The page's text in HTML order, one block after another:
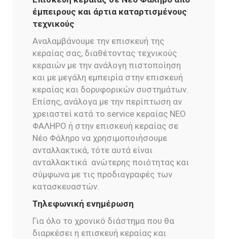
έμπειρους και άρτια καταρτισμένους
τεχνικούς
Αναλαμβάνουμε την επισκευή της
κεραίας σας, διαθέτοντας τεχνικούς
κεραιών με την ανάλογη πιστοποίηση
και με μεγάλη εμπειρία στην επισκευή
κεραίας και δορυφορικών συστημάτων.
Επίσης, ανάλογα με την περίπτωση αν
χρειαστεί κατά το service κεραίας ΝΕΟ
ΦΑΛΗΡΟ ή στην επισκευή κεραίας σε
Νέο Φάληρο να χρησιμοποιήσουμε
ανταλλακτικά, τότε αυτά είναι
ανταλλακτικά ανώτερης ποιότητας και
σύμφωνα με τις προδιαγραφές των
κατασκευαστών.
Τηλεφωνική ενημέρωση
Για όλο το χρονικό διάστημα που θα
διαρκέσει η επισκευή κεραίας και